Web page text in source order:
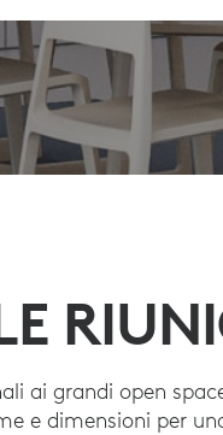
ai grandi open
e dimensioni per